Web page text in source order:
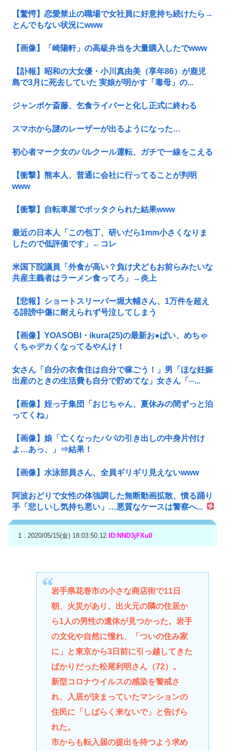
【驚愕】恋愛禁止の職場で女社員に好意持ち続けたら→
とんでもない状況にwww
【画像】「崎陽軒」の高級弁当を大量購入したでwww
【訃報】昭和の大女優・小川真由美（享年86）が鹿児
島で3月に死去していた 実娘が明かす「毒母」の...
ジャンポケ斎藤、乞食ライバーと化し正式に終わる
スマホから謎のレーザーが出るようになった…
初心者マーク女のパルクール運転、ガチで一線をこえる
【衝撃】熊本人、普通に会社に行ってることが判明
www
【衝撃】自転車屋でボッタクられた結果www
最近の日本人「この包丁、研いだら1mm小さくなりま
したので低評価です」←コレ
米国下院議員「外食が高い？負け犬どもお前らみたいな
共産主義者はラーメン食ってろ」→炎上
【悲報】ショートスリーパー堀大輔さん、1万件を超え
る誹謗中傷に耐えられず号泣してしまう
【画像】YOASOBI・ikura(25)の最新お●ぱい、めちゃ
くちゃデカくなってるやんけ！
女さん「自分の衣食住は自分で稼ごう！」男「ほな妊娠
出産のときの生活費も自分で貯めてな」女さん「─...
【画像】姪っ子集団「おじちゃん、夏休みの間ずっと泊
ってくね」
【画像】娘「亡くなったパパの引き出しの中身片付け
よ…あっ、」⇒結果！
【画像】水泳部員さん、全員ギリギリ見えないwww
阿波おどりで女性の体強調した無断動画拡散、憤る踊り
手「悲しいし気持ち悪い」…悪質なケースは警察へ...
1 : 2020/05/15(金) 18:03:50.12 ID:NND3jFXu0
岩手県花巻市の小さな商店街で11日
朝、火災があり、出火元の隣の住居か
ら1人の男性の遺体が見つかった。岩手
の文化や自然に憧れ、「ついの住み家
に」と東京から3日前に引っ越してきた
ばかりだった松尾利明さん（72）。
新型コロナウイルスの感染を警戒さ
れ、入居が決まっていたマンションの
住民に「しばらく来ないで」と告げら
れた。
市からも転入届の提出を待つよう求め